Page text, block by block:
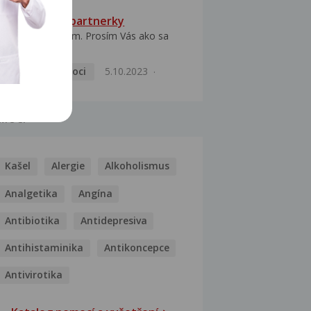
HPV typ 52 u partnerky
Dobrý deň prajem. Prosím Vás ako sa
Pohlavní nemoci
5.10.2023
Kašel Alergie Alkoholismus
Analgetika Angína
Antibiotika Antidepresiva
Antihistaminika Antikoncepce
Antivirotika